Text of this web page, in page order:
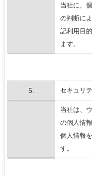
当社に、
の判断に
記利用目
ます。
5. セキュリ
当社は、
の個人情
個人情報
す。